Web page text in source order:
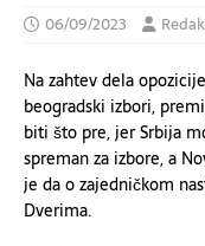
06/09/2023
Na zahtev dela
beogradski izbori,
biti što pre, jer Srbija
spreman za izbore, a
je da o zajedničkom
Dverima.